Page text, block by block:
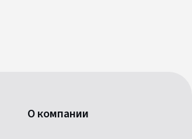
О компании